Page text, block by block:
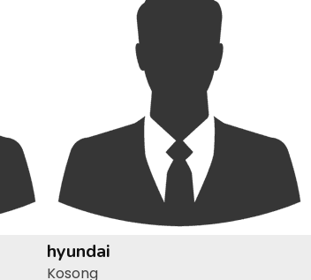
hyundai
Kosong